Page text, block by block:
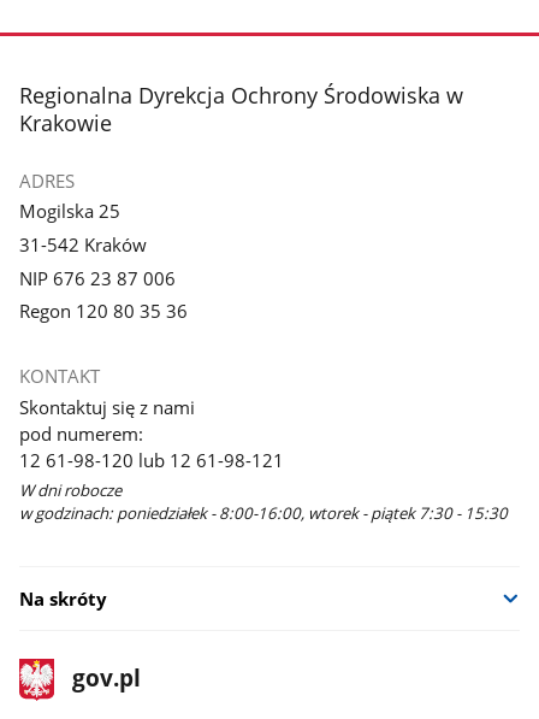
stopka
Regionalna Dyrekcja Ochrony Środowiska w
Krakowie
ADRES
Mogilska 25
31-542 Kraków
NIP 676 23 87 006
Regon 120 80 35 36
KONTAKT
Skontaktuj się z nami
pod numerem:
12 61-98-120 lub 12 61-98-121
W dni robocze
w godzinach: poniedziałek - 8:00-16:00, wtorek - piątek 7:30 - 15:30
Na skróty
stopka
gov.pl
Strona
gov.pl